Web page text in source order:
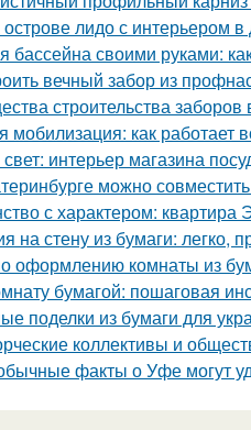
лидо с интерьером в
бассейна своими руками:
вечный забор из
строительства заборов
мобилизация: как работает
интерьер магазина
можно
с характером:
на стену из бумаги: легко,
оформлению комнаты из
бумагой: пошаговая
поделки из бумаги для
коллективы и
факты о Уфе могут